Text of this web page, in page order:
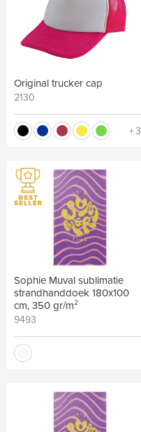
Original trucker cap
2130
+3
Sophie Muval sublimatie
strandhanddoek 180x100
cm, 350 gr/m²
9493